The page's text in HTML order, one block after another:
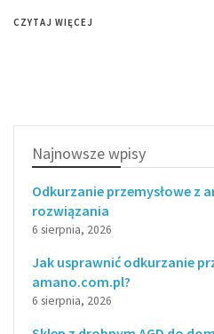
CZYTAJ WIĘCEJ
Najnowsze wpisy
Odkurzanie przemysłowe z
rozwiązania
6 sierpnia, 2026
Jak usprawnić odkurzanie
amano.com.pl?
6 sierpnia, 2026